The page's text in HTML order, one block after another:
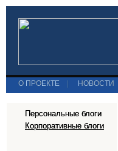
О ПРОЕКТЕ НОВОСТИ
Персональные блоги
Корпоративные блоги